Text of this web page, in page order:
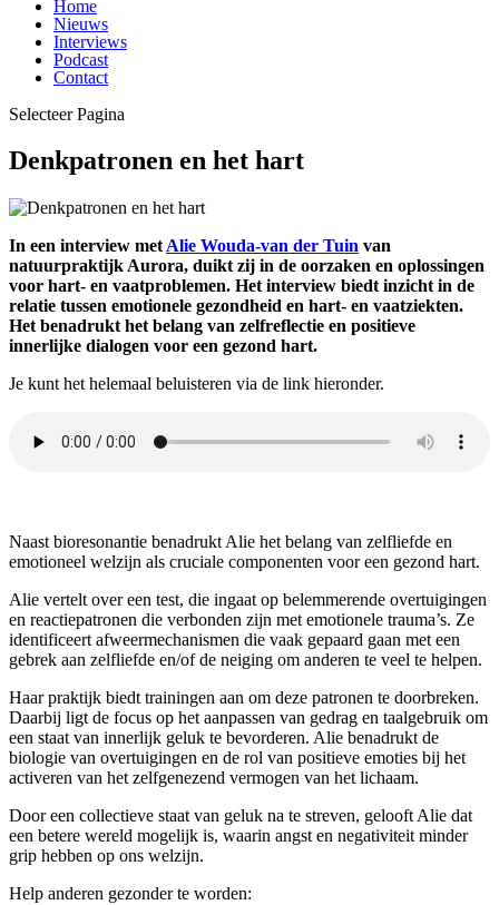
Home
Nieuws
Interviews
Podcast
Contact
Selecteer Pagina
Denkpatronen en het hart
In een interview met Alie Wouda-van der Tuin van
natuurpraktijk Aurora, duikt zij in de oorzaken en oplossingen
voor hart- en vaatproblemen. Het interview biedt inzicht in de
relatie tussen emotionele gezondheid en hart- en vaatziekten.
Het benadrukt het belang van zelfreflectie en positieve
innerlijke dialogen voor een gezond hart.
Je kunt het helemaal beluisteren via de link hieronder.
Naast bioresonantie benadrukt Alie het belang van zelfliefde en
emotioneel welzijn als cruciale componenten voor een gezond hart.
Alie vertelt over een test, die ingaat op belemmerende overtuigingen
en reactiepatronen die verbonden zijn met emotionele trauma’s. Ze
identificeert afweermechanismen die vaak gepaard gaan met een
gebrek aan zelfliefde en/of de neiging om anderen te veel te helpen.
Haar praktijk biedt trainingen aan om deze patronen te doorbreken.
Daarbij ligt de focus op het aanpassen van gedrag en taalgebruik om
een staat van innerlijk geluk te bevorderen. Alie benadrukt de
biologie van overtuigingen en de rol van positieve emoties bij het
activeren van het zelfgenezend vermogen van het lichaam.
Door een collectieve staat van geluk na te streven, gelooft Alie dat
een betere wereld mogelijk is, waarin angst en negativiteit minder
grip hebben op ons welzijn.
Help anderen gezonder te worden: